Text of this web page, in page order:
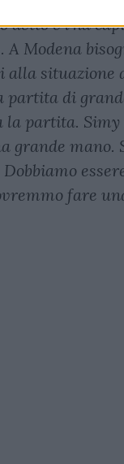
detto e l'ha
Modena
situazione
partita di
partita. Simy
grande
fare